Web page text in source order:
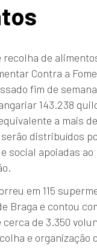
recolha de
Contra a
fim de
143.238
a mais
distribuídos
social apoiadas ao
em 115
Braga e contou
de 3.350
e organização